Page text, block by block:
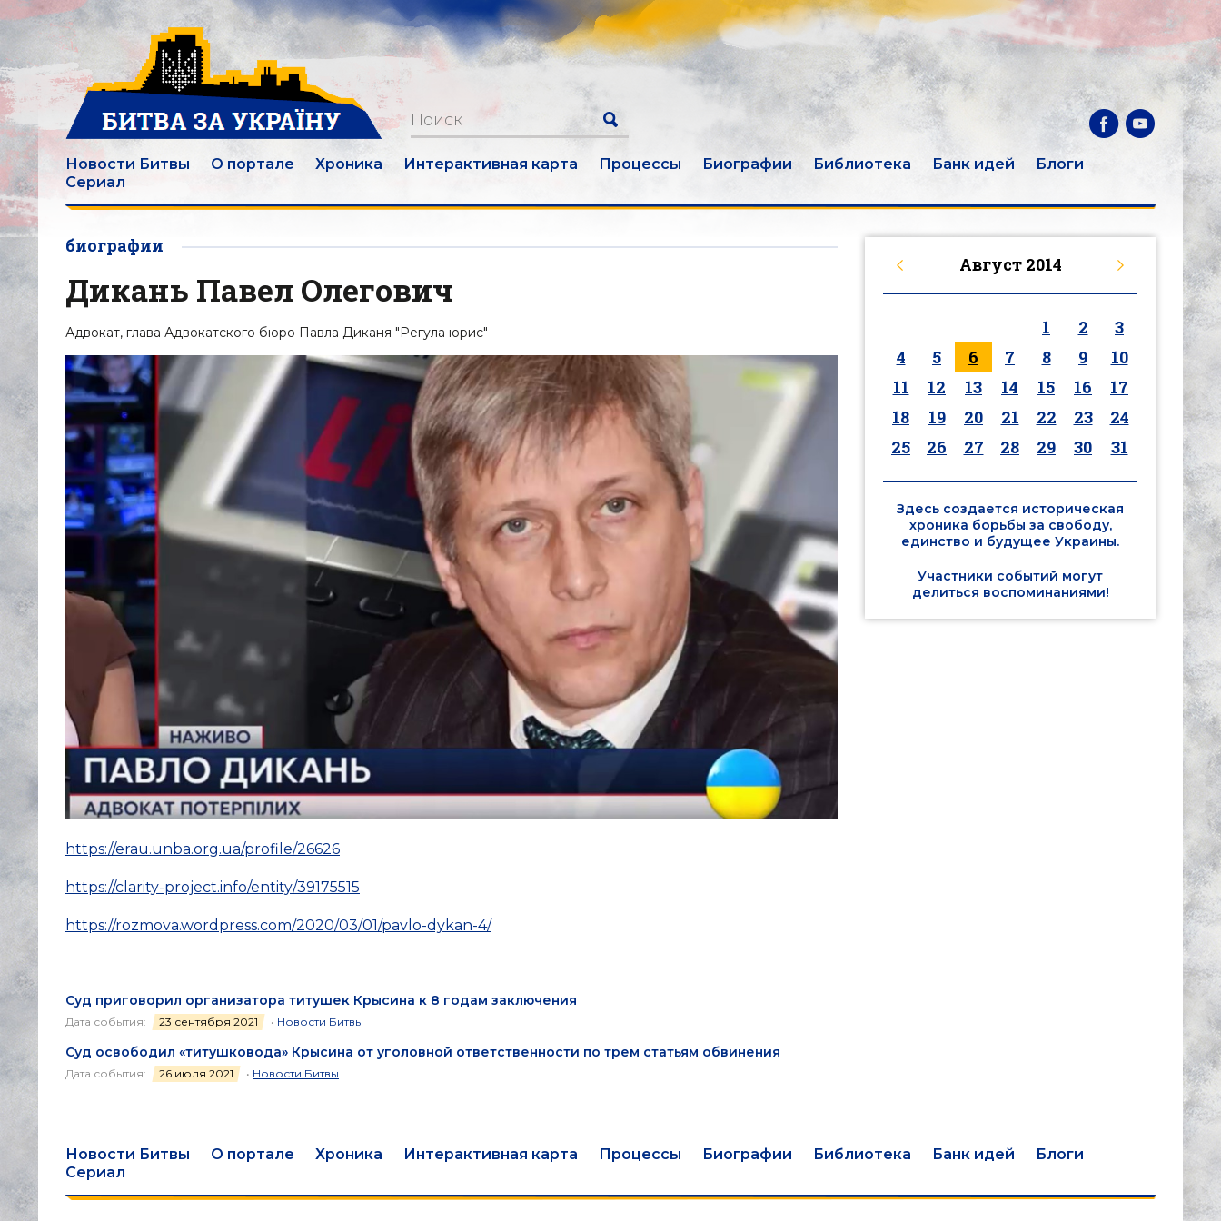
Новости Битвы О портале Хроника Интерактивная карта Процессы Биографии Библиотека Банк идей
Блоги
Сериал
биографии
Дикань Павел Олегович
Адвокат, глава Адвокатского бюро Павла Диканя "Регула юрис"
https://erau.unba.org.ua/profile/26626
https://clarity-project.info/entity/39175515
https://rozmova.wordpress.com/2020/03/01/pavlo-dykan-4/
Суд приговорил организатора титушек Крысина к 8 годам заключения
Дата события: 23 сентября 2021 • Новости Битвы
Суд освободил «титушковода» Крысина от уголовной ответственности по трем статьям обвинения
Дата события: 26 июля 2021 • Новости Битвы
Август 2014
1 2
3
4
5 6 7 8 9
10
11
12 13 14 15 16
17
18
19 20 21 22 23
24
25
26 27 28 29 30 31
Здесь создается историческая
хроника борьбы за свободу,
единство и будущее Украины.
Участники событий могут
делиться воспоминаниями!
Новости Битвы О портале Хроника Интерактивная карта Процессы Биографии Библиотека Банк идей
Блоги
Сериал